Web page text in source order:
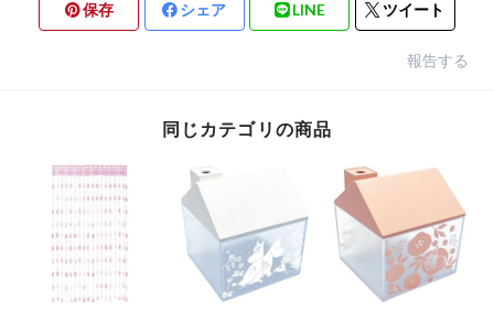
保存 シェア LINE ツイート
報告する
同じカテゴリの商品